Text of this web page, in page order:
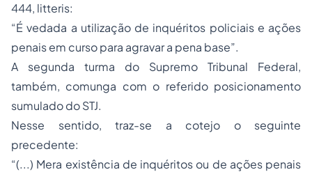
444, litteris:
“É vedada a utilização de inquéritos policiais e ações
penais em curso para agravar a pena base”.
A segunda turma do Supremo Tribunal Federal,
também, comunga com o referido posicionamento
sumulado do STJ.
Nesse sentido, traz-se a cotejo o seguinte
precedente:
“(...) Mera existência de inquéritos ou de ações penais